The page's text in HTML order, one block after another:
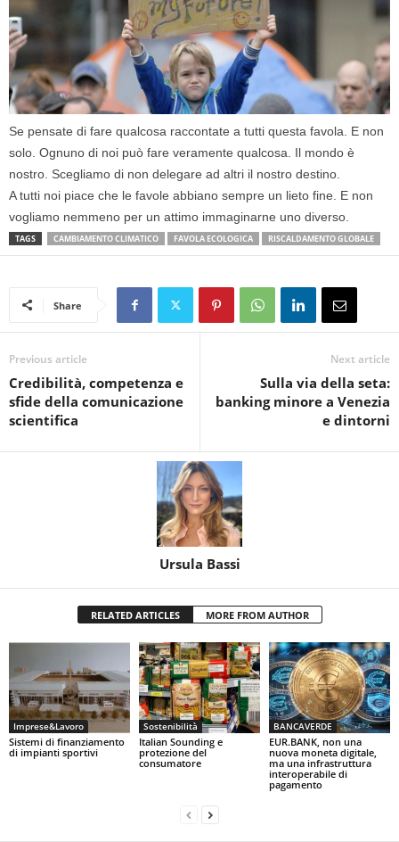
Se pensate di fare qualcosa raccontate a tutti questa favola. E non
solo. Ognuno di noi può fare veramente qualcosa. Il mondo è
nostro. Scegliamo di non delegare ad altri il nostro destino.
A tutti noi piace che le favole abbiano sempre un lieto fine. E non
vogliamo nemmeno per un attimo immaginarne uno diverso.
TAGS CAMBIAMENTO CLIMATICO FAVOLA ECOLOGICA RISCALDAMENTO GLOBALE
Share
Previous article
Credibilità, competenza e
sfide della comunicazione
scientifica
Next article
Sulla via della seta:
banking minore a Venezia
e dintorni
Ursula Bassi
RELATED ARTICLES MORE FROM AUTHOR
Imprese&Lavoro
Sistemi di finanziamento
di impianti sportivi
Sostenibilità
Italian Sounding e
protezione del
consumatore
BANCAVERDE
EUR.BANK, non una
nuova moneta digitale,
ma una infrastruttura
interoperabile di
pagamento